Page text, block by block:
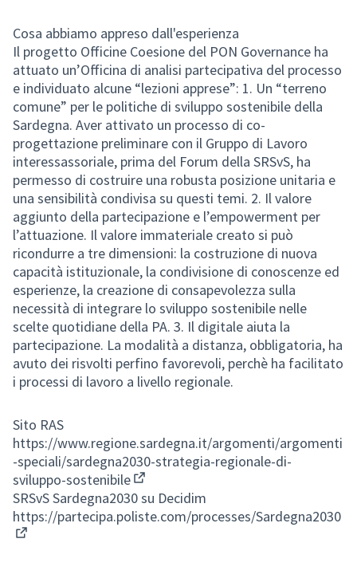
Cosa abbiamo appreso dall'esperienza
Il progetto Officine Coesione del PON Governance ha
attuato un’Officina di analisi partecipativa del processo
e individuato alcune “lezioni apprese”: 1. Un “terreno
comune” per le politiche di sviluppo sostenibile della
Sardegna. Aver attivato un processo di co-
progettazione preliminare con il Gruppo di Lavoro
interessassoriale, prima del Forum della SRSvS, ha
permesso di costruire una robusta posizione unitaria e
una sensibilità condivisa su questi temi. 2. Il valore
aggiunto della partecipazione e l’empowerment per
l’attuazione. Il valore immateriale creato si può
ricondurre a tre dimensioni: la costruzione di nuova
capacità istituzionale, la condivisione di conoscenze ed
esperienze, la creazione di consapevolezza sulla
necessità di integrare lo sviluppo sostenibile nelle
scelte quotidiane della PA. 3. Il digitale aiuta la
partecipazione. La modalità a distanza, obbligatoria, ha
avuto dei risvolti perfino favorevoli, perchè ha facilitato
i processi di lavoro a livello regionale.
Sito RAS
https://www.regione.sardegna.it/argomenti/argomenti
-speciali/sardegna2030-strategia-regionale-di-
sviluppo-sostenibile
(Collegamento esterno)
SRSvS Sardegna2030 su Decidim
https://partecipa.poliste.com/processes/Sardegna2030